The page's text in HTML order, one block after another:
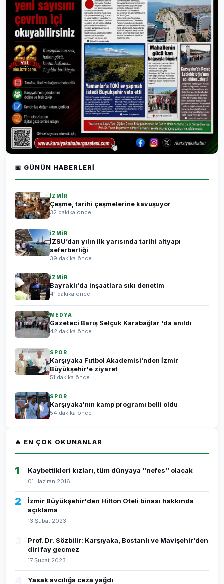
📅 GÜNÜN HABERLERI
İZMİR
Çeşme, tarihi çeşmelerine kavuşuyor
32 dakika önce
İZMİR
İZSU’dan yılın ilk yarısında tarihi altyapı
seferberliği
39 dakika önce
İZMİR
Bayraklı'da inşaatlara sıkı denetim
41 dakika önce
MEDYA
Gazeteci Barış Selçuk Karabağlar ‘da anıldı
42 dakika önce
SPOR
Karşıyaka Futbol Akademisi'nden İzmir
Büyükşehir'e ziyaret
51 dakika önce
SPOR
Karşıyaka'nın kamp programı belli oldu
54 dakika önce
🔥 EN ÇOK OKUNANLAR
1 Kaybettikleri kızları, tüm dünyaya ‘’nefes’’ olacak
01 Haziran 2016
2
İzmir Büyükşehir'den Hilton Oteli binası hakkında
açıklama
13 Şubat 2023
Prof. Dr. Sözbilir: Karşıyaka, Bostanlı ve Mavişehir'den
diri fay geçmez
17 Şubat 2023
Yasak avcılığa ceza yağdı